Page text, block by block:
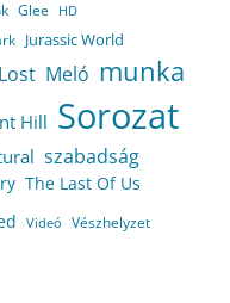
Glee HD
Jurassic World
Lost Meló munka
Hill Sorozat
szabadság
The Last Of Us
Videó Vészhelyzet